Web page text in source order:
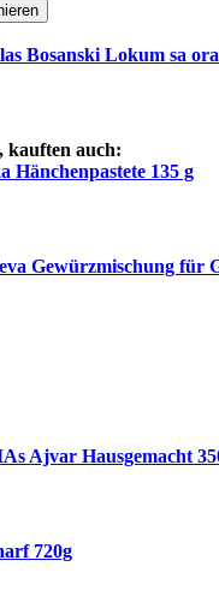
Bosanski Lokum sa
kauften auch:
Hänchenpastete 135 g
Gewürzmischung für
Ajvar Hausgemacht
720g